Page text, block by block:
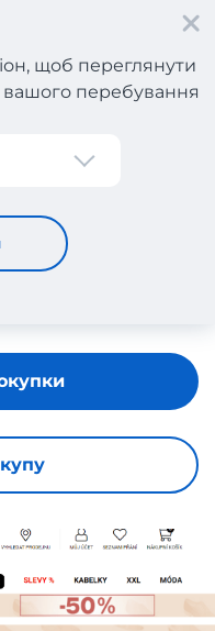
щоб переглянути
вашого перебування